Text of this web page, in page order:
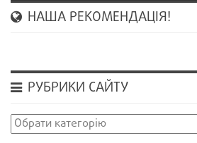
НАША РЕКОМЕНДАЦІЯ!
РУБРИКИ САЙТУ
Рубрики